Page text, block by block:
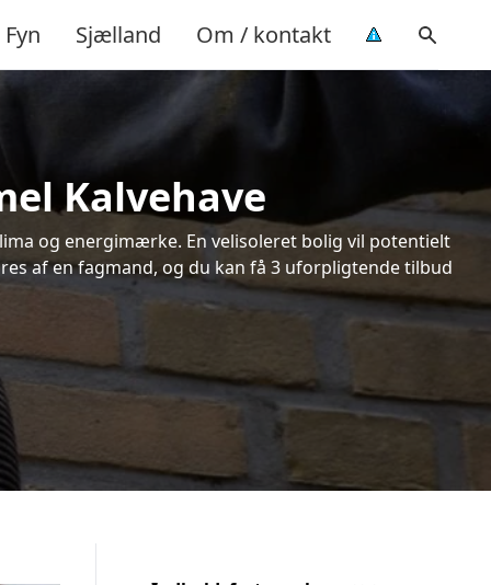
Fyn Sjælland Om / kontakt
Kalvehave
og energimærke. En velisoleret bolig vil potentielt
af en fagmand, og du kan få 3 uforpligtende tilbud